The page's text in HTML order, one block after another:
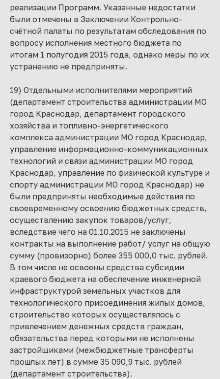
реализации Программ. Указанные недостатки
были отмечены в Заключении Контрольно-
счётной палаты по результатам обследования по
вопросу исполнения местного бюджета по
итогам 1 полугодия 2015 года, однако меры по их
устранению не предприняты.
19) Отдельными исполнителями мероприятий
(департамент строительства администрации МО
город Краснодар, департамент городского
хозяйства и топливно-энергетического
комплекса администрации МО город Краснодар,
управление информационно-коммуникационных
технологий и связи администрации МО город
Краснодар, управление по физической культуре и
спорту администрации МО город Краснодар) не
были предприняты необходимые действия по
своевременному освоению бюджетных средств,
осуществлению закупок товаров/услуг,
вследствие чего на 01.10.2015 не заключены
контракты на выполнение работ/ услуг на общую
сумму (провизорно) более 355 000,0 тыс. рублей.
В том числе не освоены средства субсидии
краевого бюджета на обеспечение инженерной
инфраструктурой земельных участков для
технологического присоединения жилых домов,
строительство которых осуществлялось с
привлечением денежных средств граждан,
обязательства перед которыми не исполнены
застройщиками (межбюджетные трансферты
прошлых лет) в сумме 35 090,9 тыс. рублей
(департамент строительства).